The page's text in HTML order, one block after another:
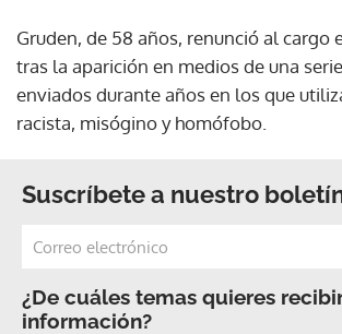
Gruden, de 58 años, renunció al cargo
tras la aparición en medios de una
enviados durante años en los que
racista, misógino y homófobo.
Suscríbete a nuestro
¿De cuáles temas quieres
información?